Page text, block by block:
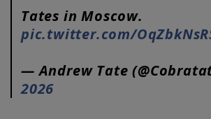
Tates in Moscow.
pic.twitter.com/
— Andrew Tate
2026